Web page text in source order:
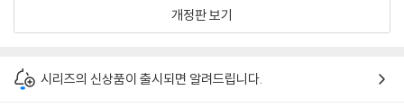
개정판 보기
시리즈의 신상품이 출시되면 알려드립니다.